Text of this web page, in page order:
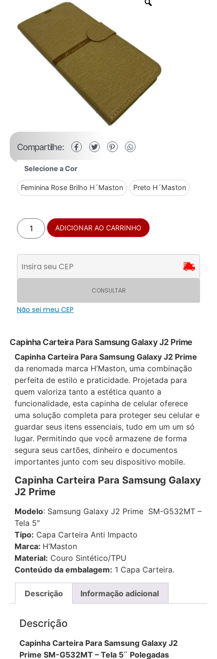
Capinha Carteira Para Samsung Galaxy J2 Prime
Capinha Carteira Para Samsung Galaxy J2 Prime
da renomada marca H’Maston, uma combinação
perfeita de estilo e praticidade. Projetada para
quem valoriza tanto a estética quanto a
funcionalidade, esta capinha de celular oferece
uma solução completa para proteger seu celular e
guardar seus itens essenciais, tudo em um um só
lugar. Permitindo que você armazene de forma
segura seus cartões, dinheiro e documentos
importantes junto com seu dispositivo mobile.
Capinha Carteira Para Samsung Galaxy
J2 Prime
Modelo: Samsung Galaxy J2 Prime SM-G532MT –
Tela 5″
Tipo: Capa Carteira Anti Impacto
Marca: H’Maston
Material: Couro Sintético/TPU
Conteúdo da embalagem: 1 Capa Carteira.
Descrição Informação adicional
Descrição
Capinha Carteira Para Samsung Galaxy J2
Prime SM-G532MT – Tela 5¨ Polegadas
Compartilhe:
Selecione a Cor
Feminina Rose Brilho H´Maston Preto H´Maston
ADICIONAR AO CARRINHO
CONSULTAR
Não sei meu CEP